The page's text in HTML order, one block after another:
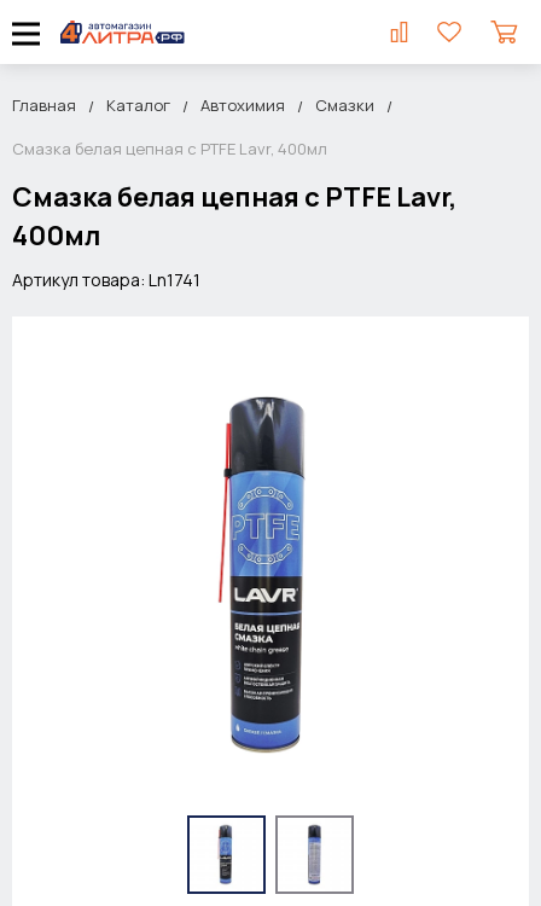
Главная Каталог Автохимия
Смазки
Смазка белая цепная с PTFE Lavr, 400мл
Смазка белая цепная с PTFE Lavr,
400мл
Артикул товара: Ln1741